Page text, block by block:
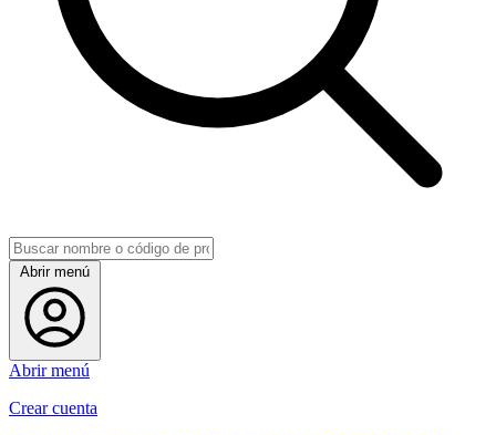
Abrir menú
Abrir menú
Crear cuenta